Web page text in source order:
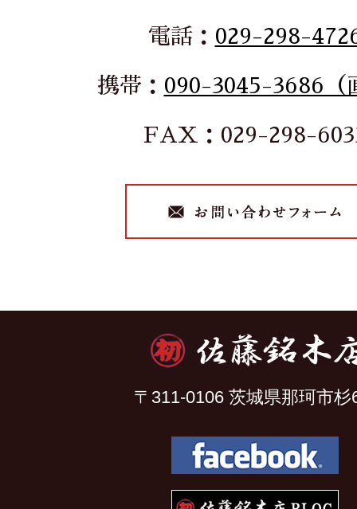
電話： 029-298-
携帯： 090-3045-3686（
FAX：029-298-
〒311-0106 茨城県那珂市杉